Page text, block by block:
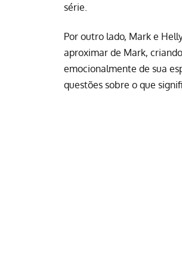
série.
Por outro lado, Mark e
aproximar de Mark,
emocionalmente de sua
questões sobre o que